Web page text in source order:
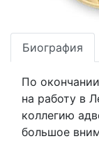
Биография
По
на работу в
коллегию
большое